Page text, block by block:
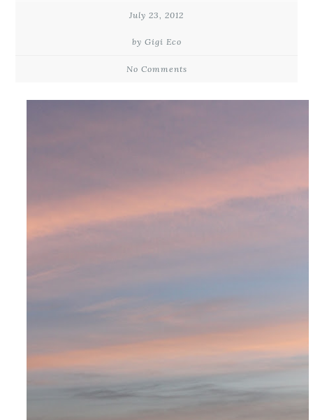
July 23, 2012
by Gigi Eco
No Comments